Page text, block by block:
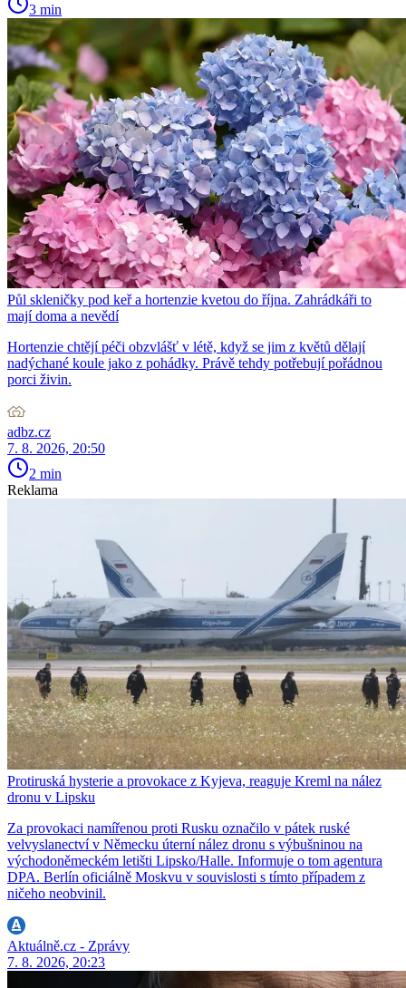
3 min
Půl skleničky pod keř a hortenzie kvetou do října. Zahrádkáři to
mají doma a nevědí
Hortenzie chtějí péči obzvlášť v létě, když se jim z květů dělají
nadýchané koule jako z pohádky. Právě tehdy potřebují pořádnou
porci živin.
adbz.cz
7. 8. 2026, 20:50
2 min
Reklama
Protiruská hysterie a provokace z Kyjeva, reaguje Kreml na nález
dronu v Lipsku
Za provokaci namířenou proti Rusku označilo v pátek ruské
velvyslanectví v Německu úterní nález dronu s výbušninou na
východoněmeckém letišti Lipsko/Halle. Informuje o tom agentura
DPA. Berlín oficiálně Moskvu v souvislosti s tímto případem z
ničeho neobvinil.
Aktuálně.cz - Zprávy
7. 8. 2026, 20:23